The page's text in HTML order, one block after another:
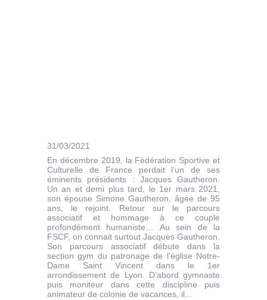
31/03/2021
En décembre 2019, la Fédération Sportive et
Culturelle de France perdait l’un de ses
éminents présidents : Jacques Gautheron.
Un an et demi plus tard, le 1er mars 2021,
son épouse Simone Gautheron, âgée de 95
ans, le rejoint. Retour sur le parcours
associatif et hommage à ce couple
profondément humaniste… Au sein de la
FSCF, on connait surtout Jacques Gautheron.
Son parcours associatif débute dans la
section gym du patronage de l’église Notre-
Dame Saint Vincent dans le 1er
arrondissement de Lyon. D’abord gymnaste
puis moniteur dans cette discipline puis
animateur de colonie de vacances, il...